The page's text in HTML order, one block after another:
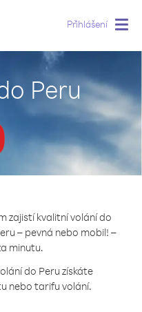
Přihlášení
Peru
zajistí kvalitní volání do
– pevná nebo mobil! –
minutu.
do Peru získáte
nebo tarifu volání.